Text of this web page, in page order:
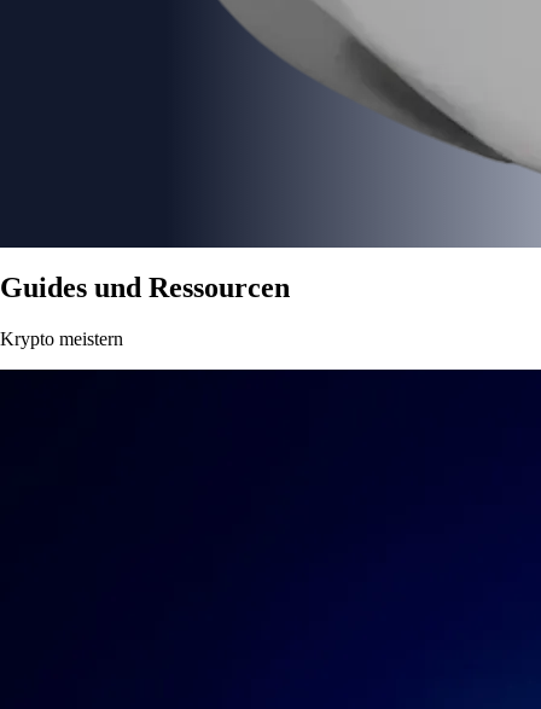
Guides und Ressourcen
Krypto meistern